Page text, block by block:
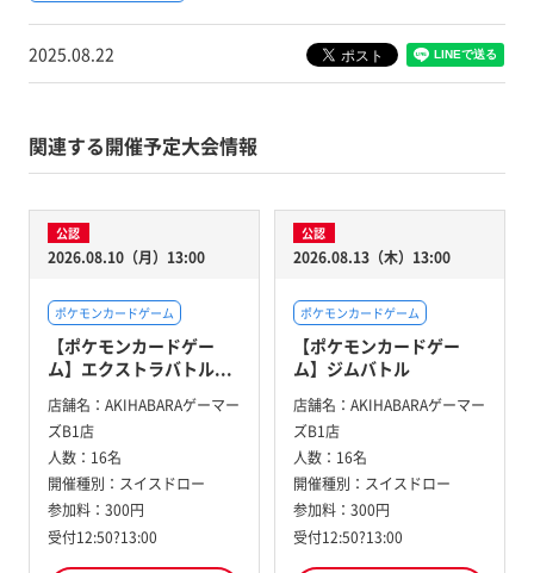
2025.08.22
関連する開催予定大会情報
公認
2026.08.10（月）13:00
ポケモンカードゲーム
【ポケモンカードゲー
ム】エクストラバトル...
店舗名： AKIHABARAゲーマー
ズB1店
人数： 16名
開催種別： スイスドロー
参加料： 300円
受付12:50?13:00
公認
2026.08.13（木）13:00
ポケモンカードゲーム
【ポケモンカードゲー
ム】ジムバトル
店舗名： AKIHABARAゲーマー
ズB1店
人数： 16名
開催種別： スイスドロー
参加料： 300円
受付12:50?13:00